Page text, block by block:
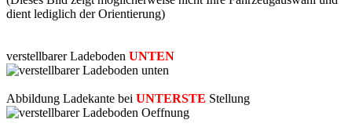
dient lediglich der Orientierung)
verstellbarer Ladeboden UNTEN
Abbildung Ladekante bei UNTERSTE Stellung